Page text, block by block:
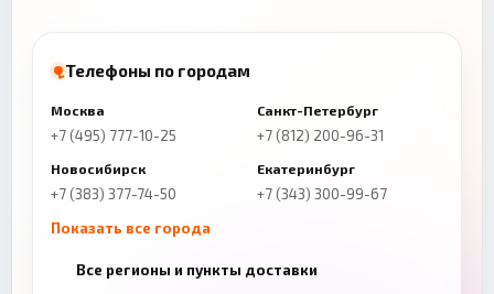
Телефоны по городам
Москва
+7 (495) 777-10-25
Санкт-Петербург
+7 (812) 200-96-31
Новосибирск
+7 (383) 377-74-50
Екатеринбург
+7 (343) 300-99-67
Показать все города
+7 (843) 206-01-30
Все регионы и пункты доставки